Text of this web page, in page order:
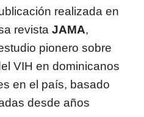
realizada en
revista JAMA,
pionero sobre
VIH en dominicanos
en el país, basado
desde años